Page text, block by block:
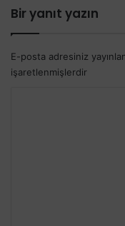
Bir yanıt yazın
E-posta adresiniz
işaretlenmişlerdir